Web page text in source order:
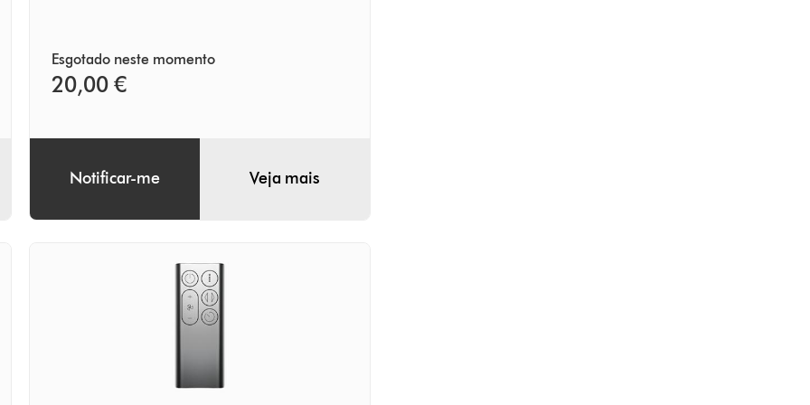
Esgotado neste momento
20,00 €
Notificar-me Veja mais